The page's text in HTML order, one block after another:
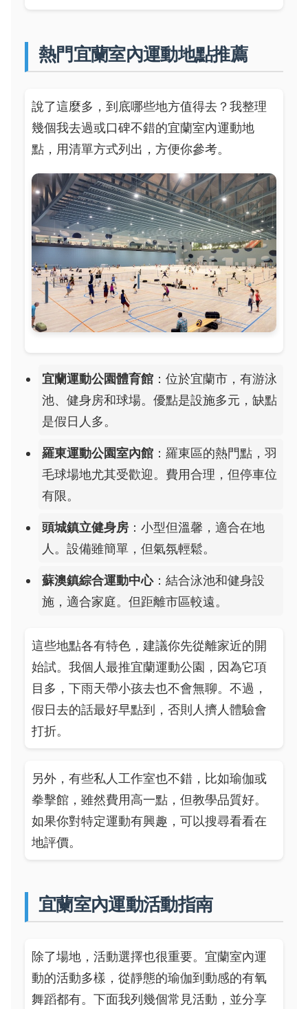
熱門宜蘭室內運動地點推薦
說了這麼多，到底哪些地方值得去？我整理
幾個我去過或口碑不錯的宜蘭室內運動地
點，用清單方式列出，方便你參考。
宜蘭運動公園體育館 ：位於宜蘭市，有游泳
池、健身房和球場。優點是設施多元，缺點
是假日人多。
羅東運動公園室內館 ：羅東區的熱門點，羽
毛球場地尤其受歡迎。費用合理，但停車位
有限。
頭城鎮立健身房 ：小型但溫馨，適合在地
人。設備雖簡單，但氣氛輕鬆。
蘇澳鎮綜合運動中心：結合泳池和健身設
施，適合家庭。但距離市區較遠。
這些地點各有特色，建議你先從離家近的開
始試。我個人最推宜蘭運動公園，因為它項
目多，下雨天帶小孩去也不會無聊。不過，
假日去的話最好早點到，否則人擠人體驗會
打折。
另外，有些私人工作室也不錯，比如瑜伽或
拳擊館，雖然費用高一點，但教學品質好。
如果你對特定運動有興趣，可以搜尋看看在
地評價。
宜蘭室內運動活動指南
除了場地，活動選擇也很重要。宜蘭室內運
動的活動多樣，從靜態的瑜伽到動感的有氧
舞蹈都有。下面我列幾個常見活動，並分享